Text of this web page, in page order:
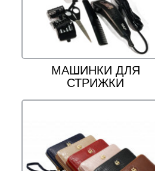
МАШИНКИ ДЛЯ
СТРИЖКИ